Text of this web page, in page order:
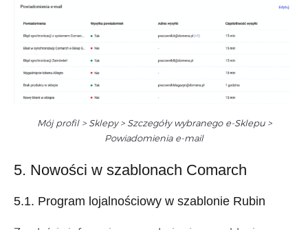
Mój profil > Sklepy > Szczegóły wybranego e-Sklepu >
Powiadomienia e-mail
5. Nowości w szablonach Comarch
5.1. Program lojalnościowy w szablonie Rubin